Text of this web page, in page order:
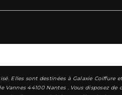
Elles sont destinées à Galaxie Coiffure
44100 Nantes . Vous disposez de